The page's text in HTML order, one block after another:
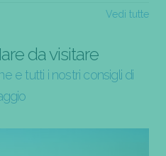
Vedi tutte
da visitare
e tutti i nostri consigli di